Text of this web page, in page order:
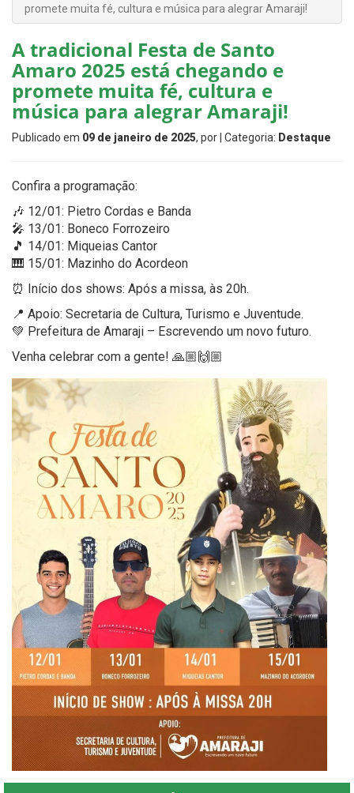
promete muita fé, cultura e música para alegrar Amaraji!
A tradicional Festa de Santo
Amaro 2025 está chegando e
promete muita fé, cultura e
música para alegrar Amaraji!
Publicado em 09 de janeiro de 2025, por | Categoria: Destaque
Confira a programação:
🎶 12/01: Pietro Cordas e Banda
🎤 13/01: Boneco Forrozeiro
🎵 14/01: Miqueias Cantor
🎹 15/01: Mazinho do Acordeon
⏰ Início dos shows: Após a missa, às 20h.
📍 Apoio: Secretaria de Cultura, Turismo e Juventude.
💚 Prefeitura de Amaraji – Escrevendo um novo futuro.
Venha celebrar com a gente! 🙏🏼🙌🏼